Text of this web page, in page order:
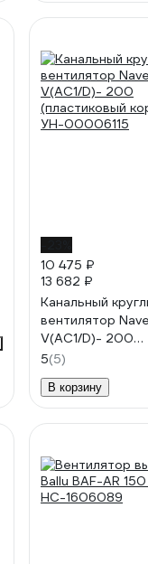
10 475 ₽
13 682 ₽
Канальный
вентилятор
V(AC1/D)- 200
(пластиковый
УН-00006115
5(5)
В корзину